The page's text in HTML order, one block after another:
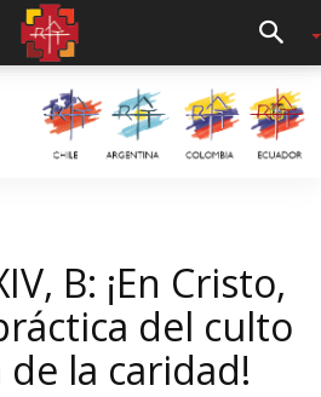
B: ¡En Cristo,
del culto
la caridad!